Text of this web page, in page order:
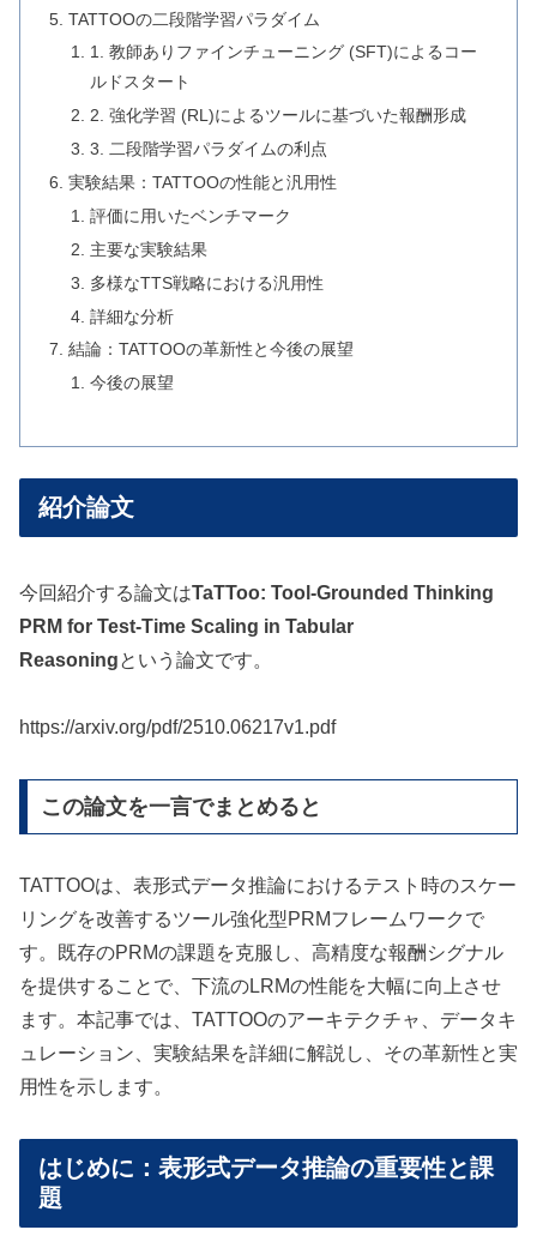
TATTOOの二段階学習パラダイム
1. 教師ありファインチューニング (SFT)によるコー
ルドスタート
2. 強化学習 (RL)によるツールに基づいた報酬形成
3. 二段階学習パラダイムの利点
実験結果：TATTOOの性能と汎用性
評価に用いたベンチマーク
主要な実験結果
多様なTTS戦略における汎用性
詳細な分析
結論：TATTOOの革新性と今後の展望
今後の展望
紹介論文
今回紹介する論文はTaTToo: Tool-Grounded Thinking
PRM for Test-Time Scaling in Tabular
Reasoningという論文です。
https://arxiv.org/pdf/2510.06217v1.pdf
この論文を一言でまとめると
TATTOOは、表形式データ推論におけるテスト時のスケー
リングを改善するツール強化型PRMフレームワークで
す。既存のPRMの課題を克服し、高精度な報酬シグナル
を提供することで、下流のLRMの性能を大幅に向上させ
ます。本記事では、TATTOOのアーキテクチャ、データキ
ュレーション、実験結果を詳細に解説し、その革新性と実
用性を示します。
はじめに：表形式データ推論の重要性と課
題